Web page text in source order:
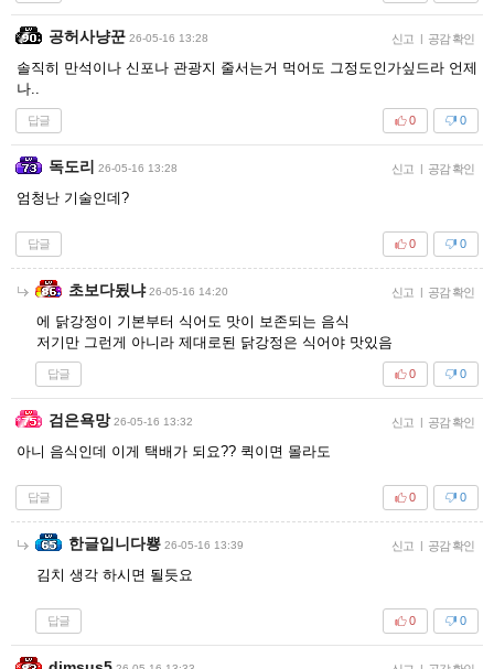
공허사냥꾼 26-05-16 13:28 신고 | 공감 확인
솔직히 만석이나 신포나 관광지 줄서는거 먹어도 그정도인가싶드라 언제
나..
답글 0
0
독도리 26-05-16 13:28 신고 | 공감 확인
엄청난 기술인데?
답글 0
0
초보다됬냐 26-05-16 14:20 신고 | 공감 확인
에 닭강정이 기본부터 식어도 맛이 보존되는 음식
저기만 그런게 아니라 제대로된 닭강정은 식어야 맛있음
답글 0
0
검은욕망 26-05-16 13:32 신고 | 공감 확인
아니 음식인데 이게 택배가 되요?? 퀵이면 몰라도
답글 0
0
한글입니다뿅 26-05-16 13:39 신고 | 공감 확인
김치 생각 하시면 될듯요
답글 0
0